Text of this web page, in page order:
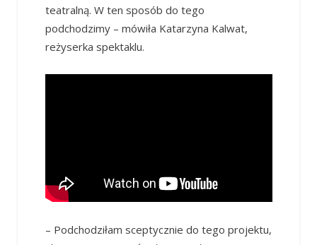
teatralną. W ten sposób do tego
podchodzimy – mówiła Katarzyna Kalwat,
reżyserka spektaklu.
– Podchodziłam sceptycznie do tego projektu,